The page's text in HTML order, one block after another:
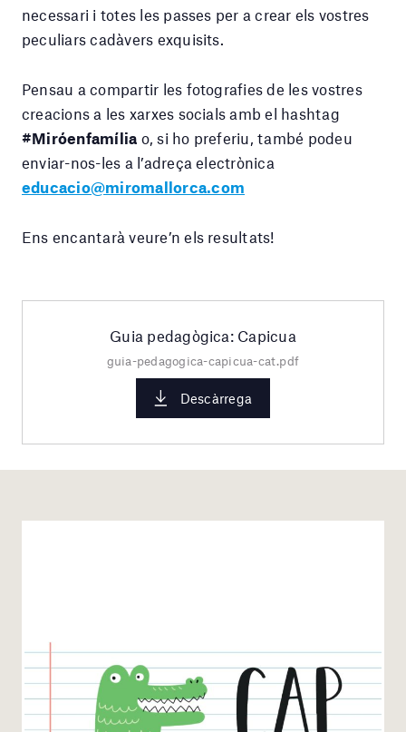
necessari i totes les passes per a crear els vostres
peculiars cadàvers exquisits.
Pensau a compartir les fotografies de les vostres
creacions a les xarxes socials amb el hashtag
#Miróenfamília o, si ho preferiu, també podeu
enviar-nos-les a l’adreça electrònica
educacio@miromallorca.com
Ens encantarà veure’n els resultats!
Guia pedagògica: Capicua
guia-pedagogica-capicua-cat.pdf
Descàrrega